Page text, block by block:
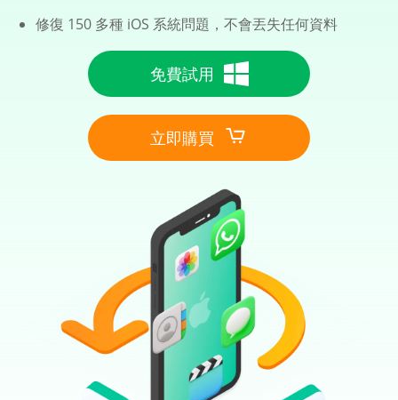
修復 150 多種 iOS 系統問題，不會丟失任何資料
免費試用
立即購買